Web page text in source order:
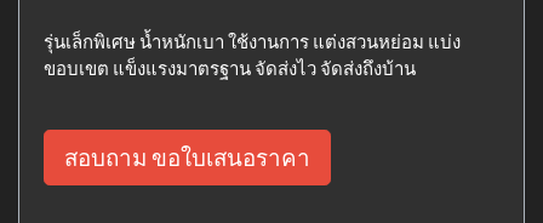
รุ่นเล็กพิเศษ น้ำหนักเบา ใช้งานการ แต่งสวนหย่อม แบ่ง
ขอบเขต แข็งแรงมาตรฐาน จัดส่งไว จัดส่งถึงบ้าน
สอบถาม ขอใบเสนอราคา